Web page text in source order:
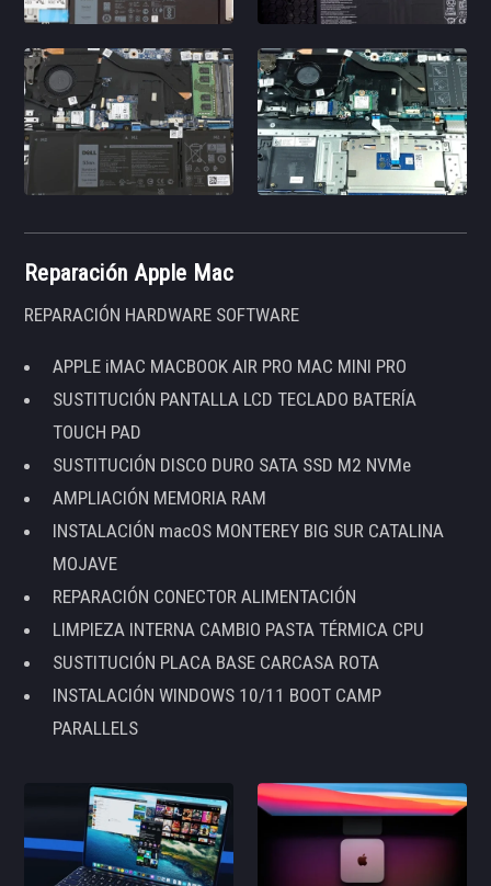
Reparación Apple Mac
REPARACIÓN HARDWARE SOFTWARE
APPLE iMAC MACBOOK AIR PRO MAC MINI PRO
SUSTITUCIÓN PANTALLA LCD TECLADO BATERÍA
TOUCH PAD
SUSTITUCIÓN DISCO DURO SATA SSD M2 NVMe
AMPLIACIÓN MEMORIA RAM
INSTALACIÓN macOS MONTEREY BIG SUR CATALINA
MOJAVE
REPARACIÓN CONECTOR ALIMENTACIÓN
LIMPIEZA INTERNA CAMBIO PASTA TÉRMICA CPU
SUSTITUCIÓN PLACA BASE CARCASA ROTA
INSTALACIÓN WINDOWS 10/11 BOOT CAMP
PARALLELS